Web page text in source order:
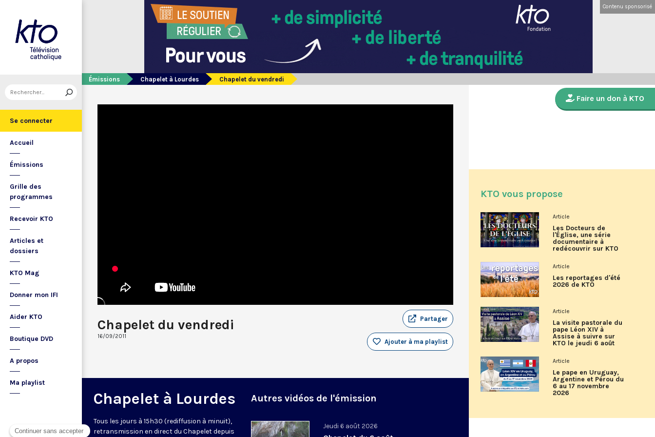
Se connecter
Accueil
Émissions
Grille des
programmes
Recevoir KTO
Articles et
dossiers
KTO Mag
Donner mon IFI
Aider KTO
Boutique DVD
A propos
Ma playlist
Contenu sponsorisé
Émissions Chapelet à Lourdes Chapelet du vendredi
Chapelet du vendredi
16/09/2011
Partager
Ajouter à ma playlist
Chapelet à Lourdes
Tous les jours à 15h30 (rediffusion à minuit),
retransmission en direct du Chapelet depuis
Autres vidéos de l'émission
Jeudi 6 août 2026
Faire un don à KTO
KTO vous propose
Article
Les Docteurs de
l'Église, une série
documentaire à
redécouvrir sur KTO
Article
Les reportages d'été
2026 de KTO
Article
La visite pastorale du
pape Léon XIV à
Assise à suivre sur
KTO le jeudi 6 août
Article
Le pape en Uruguay,
Argentine et Pérou du
6 au 17 novembre
2026